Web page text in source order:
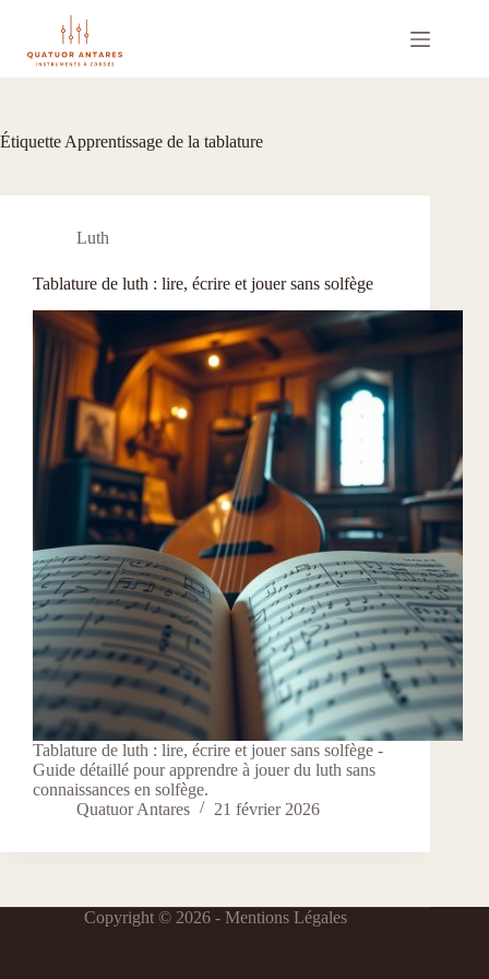
contenu
Étiquette Apprentissage de la tablature
Luth
Tablature de luth : lire, écrire et jouer sans solfège
Tablature de luth : lire, écrire et jouer sans solfège -
Guide détaillé pour apprendre à jouer du luth sans
connaissances en solfège.
Quatuor Antares
21 février 2026
Copyright © 2026 - Mentions Légales